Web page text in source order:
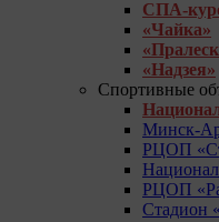
СПА-
«Чайка»
«Надзея»
Спортивные
Минск-
РЦОП
РЦОП
Стадион